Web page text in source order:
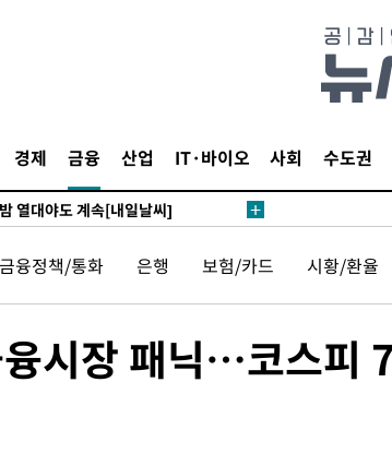
경제 금융 산업 IT·바이오 사회 수도권
스포츠윤리센터도 압수수색
탄도미사일…감시·경계태세 강
애 발생…"원인 파악 중"
열대야도 계속[내일날씨]
美의 대한국 무역적자 있어"
…초유의 압수수색에 '충격·당황'
수색…내란 중요임무종사 혐의
오른 801.67 마감
내린 6296.38 마감
금융정책/통화 은행 보험/카드 시황/환율
시장 패닉…코스피